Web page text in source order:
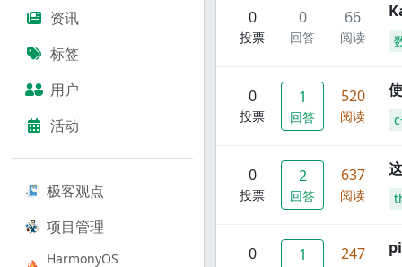
资讯
标签
用户
活动
极客观点
项目管理
HarmonyOS
0
投票
0
回答
66
阅读
0
投票
1
回答
520
阅读
0
投票
2
回答
637
阅读
0 1 247